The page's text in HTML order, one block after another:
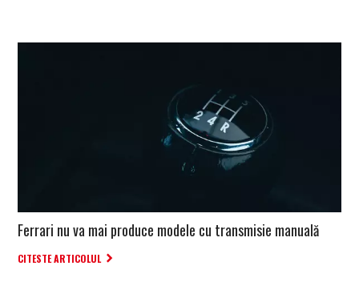
Ferrari nu va mai produce modele cu transmisie manuală
CITESTE ARTICOLUL